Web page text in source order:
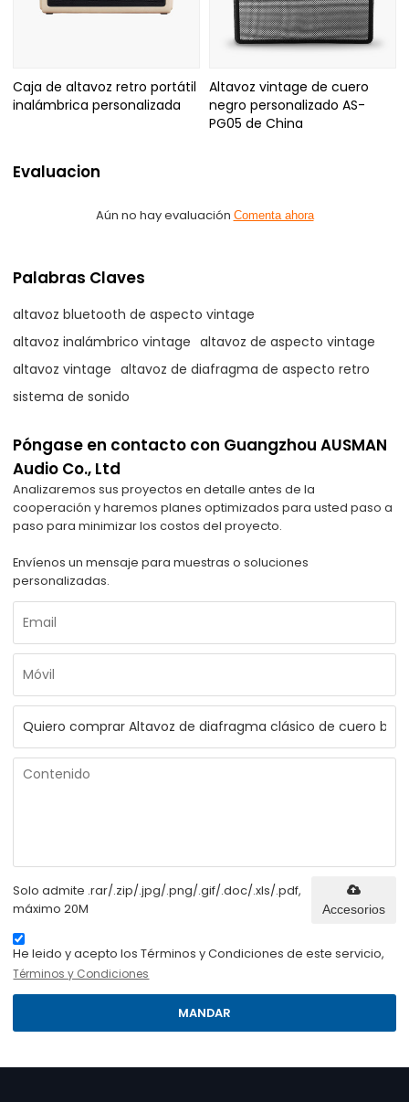
Caja de altavoz retro portátil
inalámbrica personalizada
Altavoz vintage de cuero
negro personalizado AS-
PG05 de China
Evaluacion
Aún no hay evaluación Comenta ahora
Palabras Claves
altavoz bluetooth de aspecto vintage
altavoz inalámbrico vintage altavoz de aspecto vintage
altavoz vintage altavoz de diafragma de aspecto retro
sistema de sonido
Póngase en contacto con Guangzhou AUSMAN
Audio Co., Ltd
Analizaremos sus proyectos en detalle antes de la
cooperación y haremos planes optimizados para usted paso a
paso para minimizar los costos del proyecto.
Envíenos un mensaje para muestras o soluciones
personalizadas.
Solo admite .rar/.zip/.jpg/.png/.gif/.doc/.xls/.pdf,
máximo 20M
Accesorios
He leido y acepto los Términos y Condiciones de este servicio,
Términos y Condiciones
MANDAR